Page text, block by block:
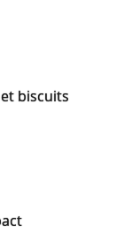
biscuits